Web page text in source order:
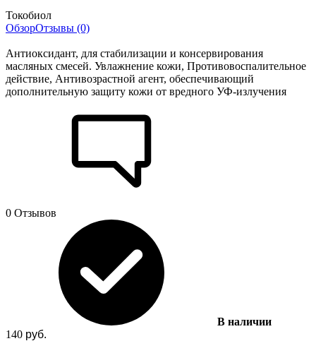
Токобиол
ОбзорОтзывы (0)
Антиоксидант, для стабилизации и консервирования
масляных смесей. Увлажнение кожи, Противовоспалительное
действие, Антивозрастной агент, обеспечивающий
дополнительную защиту кожи от вредного УФ-излучения
0 Отзывов
В наличии
140 руб.